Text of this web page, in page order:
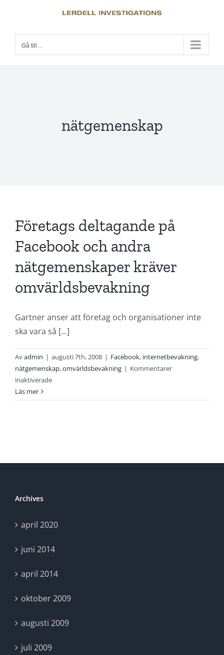
innehållet
Gå till…
nätgemenskap
Företags deltagande på
Facebook och andra
nätgemenskaper kräver
omvärldsbevakning
Gartner anser att företag och organisationer inte
ska vara så [...]
Avadmin | augusti 7th, 2008 | Facebook, internetbevakning,
nätgemenskap,omvärldsbevakning | Kommentarer
inaktiveradeför
deltagande
Läs mer
Archives
april 2020
juni 2014
april 2014
oktober 2009
augusti 2009
juli 2009